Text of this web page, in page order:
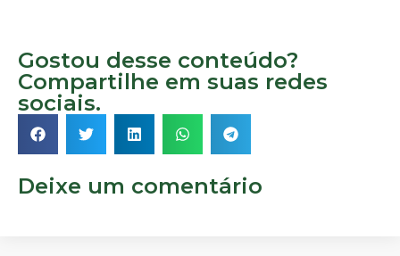
Gostou desse conteúdo?
Compartilhe em suas redes
sociais.
Deixe um comentário